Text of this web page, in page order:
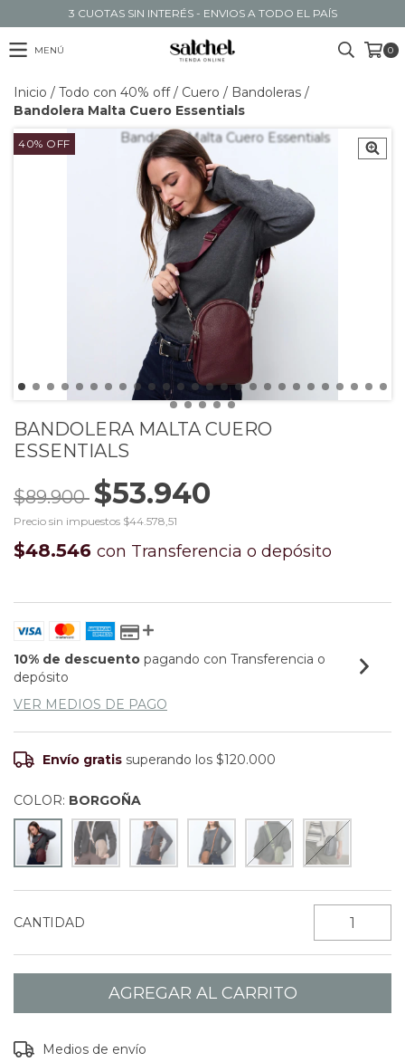
3 CUOTAS SIN INTERÉS - ENVIOS A TODO EL PAÍS
MENÚ 0
Inicio / Todo con 40% off / Cuero / Bandoleras /
Bandolera Malta Cuero Essentials
40% OFF
BANDOLERA MALTA CUERO
ESSENTIALS
$89.900 $53.940
Precio sin impuestos $44.578,51
$48.546 con Transferencia o depósito
10% de descuento pagando con Transferencia o
depósito
VER MEDIOS DE PAGO
Envío gratis superando los$120.000
COLOR: BORGOÑA
CANTIDAD
Entregas para el CP:
Medios de envío